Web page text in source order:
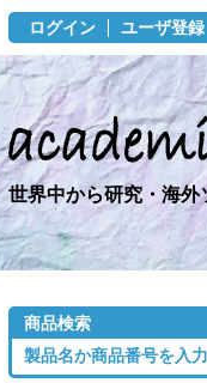
ログイン ユーザ登録
世界中から研究・海
商品検索